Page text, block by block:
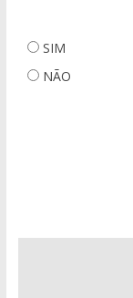
SIM
NÃO